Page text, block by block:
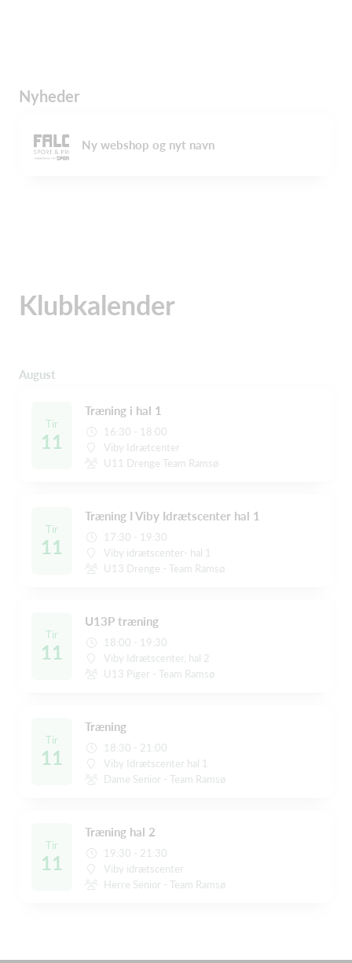
Nyheder
Ny webshop og nyt navn
Klubkalender
August
Tir
11
Træning i hal 1
16:30 - 18:00
Viby Idrætcenter
U11 Drenge Team Ramsø
Tir
11
Træning I Viby Idrætscenter hal 1
17:30 - 19:30
Viby idrætscenter- hal 1
U13 Drenge - Team Ramsø
Tir
11
U13P træning
18:00 - 19:30
Viby Idrætscenter, hal 2
U13 Piger - Team Ramsø
Tir
11
Træning
18:30 - 21:00
Viby Idrætscenter hal 1
Dame Senior - Team Ramsø
Tir
11
Træning hal 2
19:30 - 21:30
Viby idrætscenter
Herre Senior - Team Ramsø